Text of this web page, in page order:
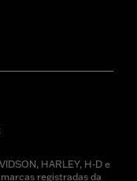
HARLEY, H-D e
registradas da